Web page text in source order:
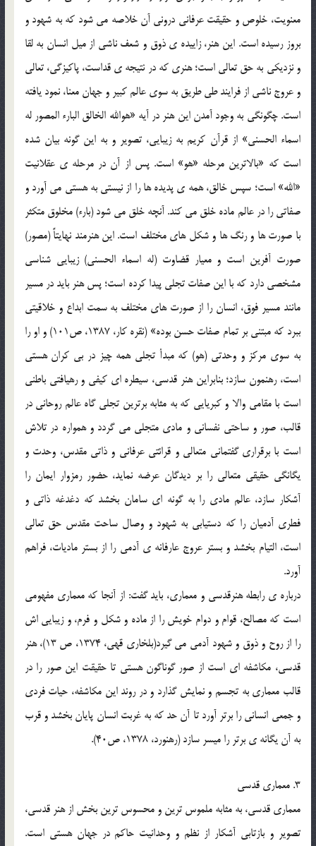
معنویت، خلوص و حقیقت عرفانی درونی آن خلاصه می شود که به شهود و
بروز رسیده است. این هنر، زاییده ی ذوق و شعف ناشی از میل انسان به لقا
و نزدیکی به حق تعالی است؛ هنری که در نتیجه ی قداست، پاکیزگی، تعالی
و عروج ناشی از فرایند طی طریق به سوی عالم کبیر و جهان معنا، نمود یافته
است. چگونگی به وجود آمدن این هنر در آیه «هوالله الخالق البارء المصور له
اسماء الحسنی» از قرآن کریم به زیبایی، تصویر و به این گونه بیان شده
است که «بالاترین مرحله «هو» است. پس از آن در مرحله ی عقلانیت
«الله» است؛ سپس خالق، همه ی پدیده ها را از نیستی به هستی می آورد و
صفاتی را در عالم ماده خلق می کند. آنچه خلق می شود (بارء) مخلوق متکثر
با صورت ها و رنگ ها و شکل های مختلف است. این هنرمند نهایتاً (مصور)
صورت آفرین است و معیار قضاوت (له اسماء الحسنی) زیبایی شناسی
مشخصی دارد که با این صفات تجلی پیدا کرده است؛ پس هنر باید در مسیر
مانند مسیر فوق، انسان را از صورت های مختلف به سمت ابداع و خلاقیتی
ببرد که مبتنی بر تمام صفات حسن بوده» (نقره کار، 1387، ص101) و او را
به سوی مرکز و وحدتی (هو) که مبدأ تجلی همه چیز در بی کران هستی
است، رهنمون سازد؛ بنابراین هنر قدسی، سیطره ای کیفی و رهیافتی باطنی
است با مقامی والا و کبریایی که به مثابه برترین تجلی گاه عالم روحانی در
قالب، صور و ساحتی نفسانی و مادی متجلی می گردد و همواره در تلاش
است با برقراری گفتمانی متعالی و قرائتی عرفانی و ذاتی مقدس، وحدت و
یگانگی حقیقی متعالی را بر دیدگان عرضه نماید، حضور رمزوار ایمان را
آشکار سازد، عالم مادی را به گونه ای سامان بخشد که دغدغه ذاتی و
فطری آدمیان را که دستیابی به شهود و وصال ساحت مقدس حق تعالی
است، التیام بخشد و بستر عروج عارفانه ی آدمی را از بستر مادیات، فراهم
آورد.
درباره ی رابطه هنرقدسی و معماری، باید گفت: از آنجا که معماری مفهومی
است که مصالح، قوام و دوام خویش را از ماده و شکل و فرم، و زیبایی اش
را از روح و ذوق و شهود آدمی می گیرد(بلخاری قهی، 1374، ص 13)، هنر
قدسی، مکاشفه ای است از صور گوناگون هستی تا حقیقت این صور را در
قالب معماری به تجسم و نمایش گذارد و در روند این مکاشفه، حیات فردی
و جمعی انسانی را برتر آورد تا آن حد که به غربت انسان پایان بخشد و قرب
به آن یگانه ی برتر را میسر سازد (رهنورد، 1378، ص40).
3. معماری قدسی
معماری قدسی، به مثابه ملموس ترین و محسوس ترین بخش از هنر قدسی،
تصویر و بازتابی آشکار از نظم و وحدانیت حاکم در جهان هستی است.